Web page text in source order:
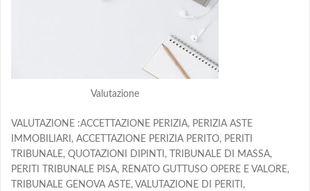
Valutazione
VALUTAZIONE :ACCETTAZIONE PERIZIA, PERIZIA ASTE
IMMOBILIARI, ACCETTAZIONE PERIZIA PERITO, PERITI
TRIBUNALE, QUOTAZIONI DIPINTI, TRIBUNALE DI MASSA,
PERITI TRIBUNALE PISA, RENATO GUTTUSO OPERE E VALORE,
TRIBUNALE GENOVA ASTE, VALUTAZIONE DI PERITI,